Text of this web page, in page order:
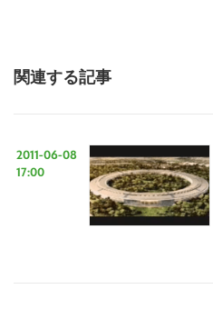
関連する記事
2011-06-08
17:00